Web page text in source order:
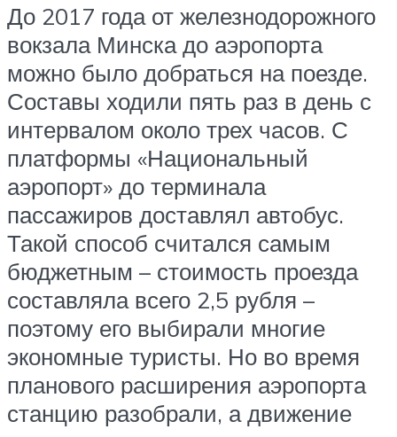
До 2017 года от железнодорожного
вокзала Минска до аэропорта
можно было добраться на поезде.
Составы ходили пять раз в день с
интервалом около трех часов. С
платформы «Национальный
аэропорт» до терминала
пассажиров доставлял автобус.
Такой способ считался самым
бюджетным – стоимость проезда
составляла всего 2,5 рубля –
поэтому его выбирали многие
экономные туристы. Но во время
планового расширения аэропорта
станцию разобрали, а движение